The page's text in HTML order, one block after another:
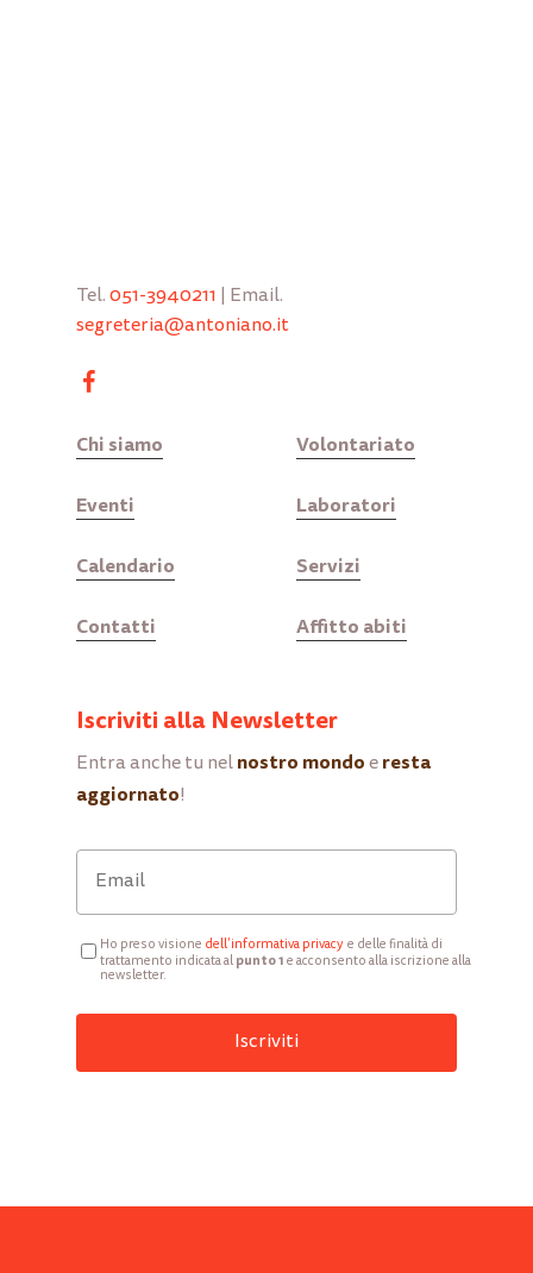
Tel. 051-3940211 | Email.
segreteria@antoniano.it
Chi siamo
Eventi
Calendario
Contatti
Volontariato
Laboratori
Servizi
Affitto abiti
Iscriviti alla Newsletter
Entra anche tu nel nostro mondo e resta
aggiornato!
Ho preso visione dell’informativa privacye delle finalità di
trattamento indicata al punto 1 e acconsento alla iscrizione alla
newsletter.